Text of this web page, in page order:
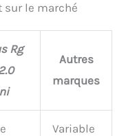
sur le marché
Rg
Autres
marques
Variable